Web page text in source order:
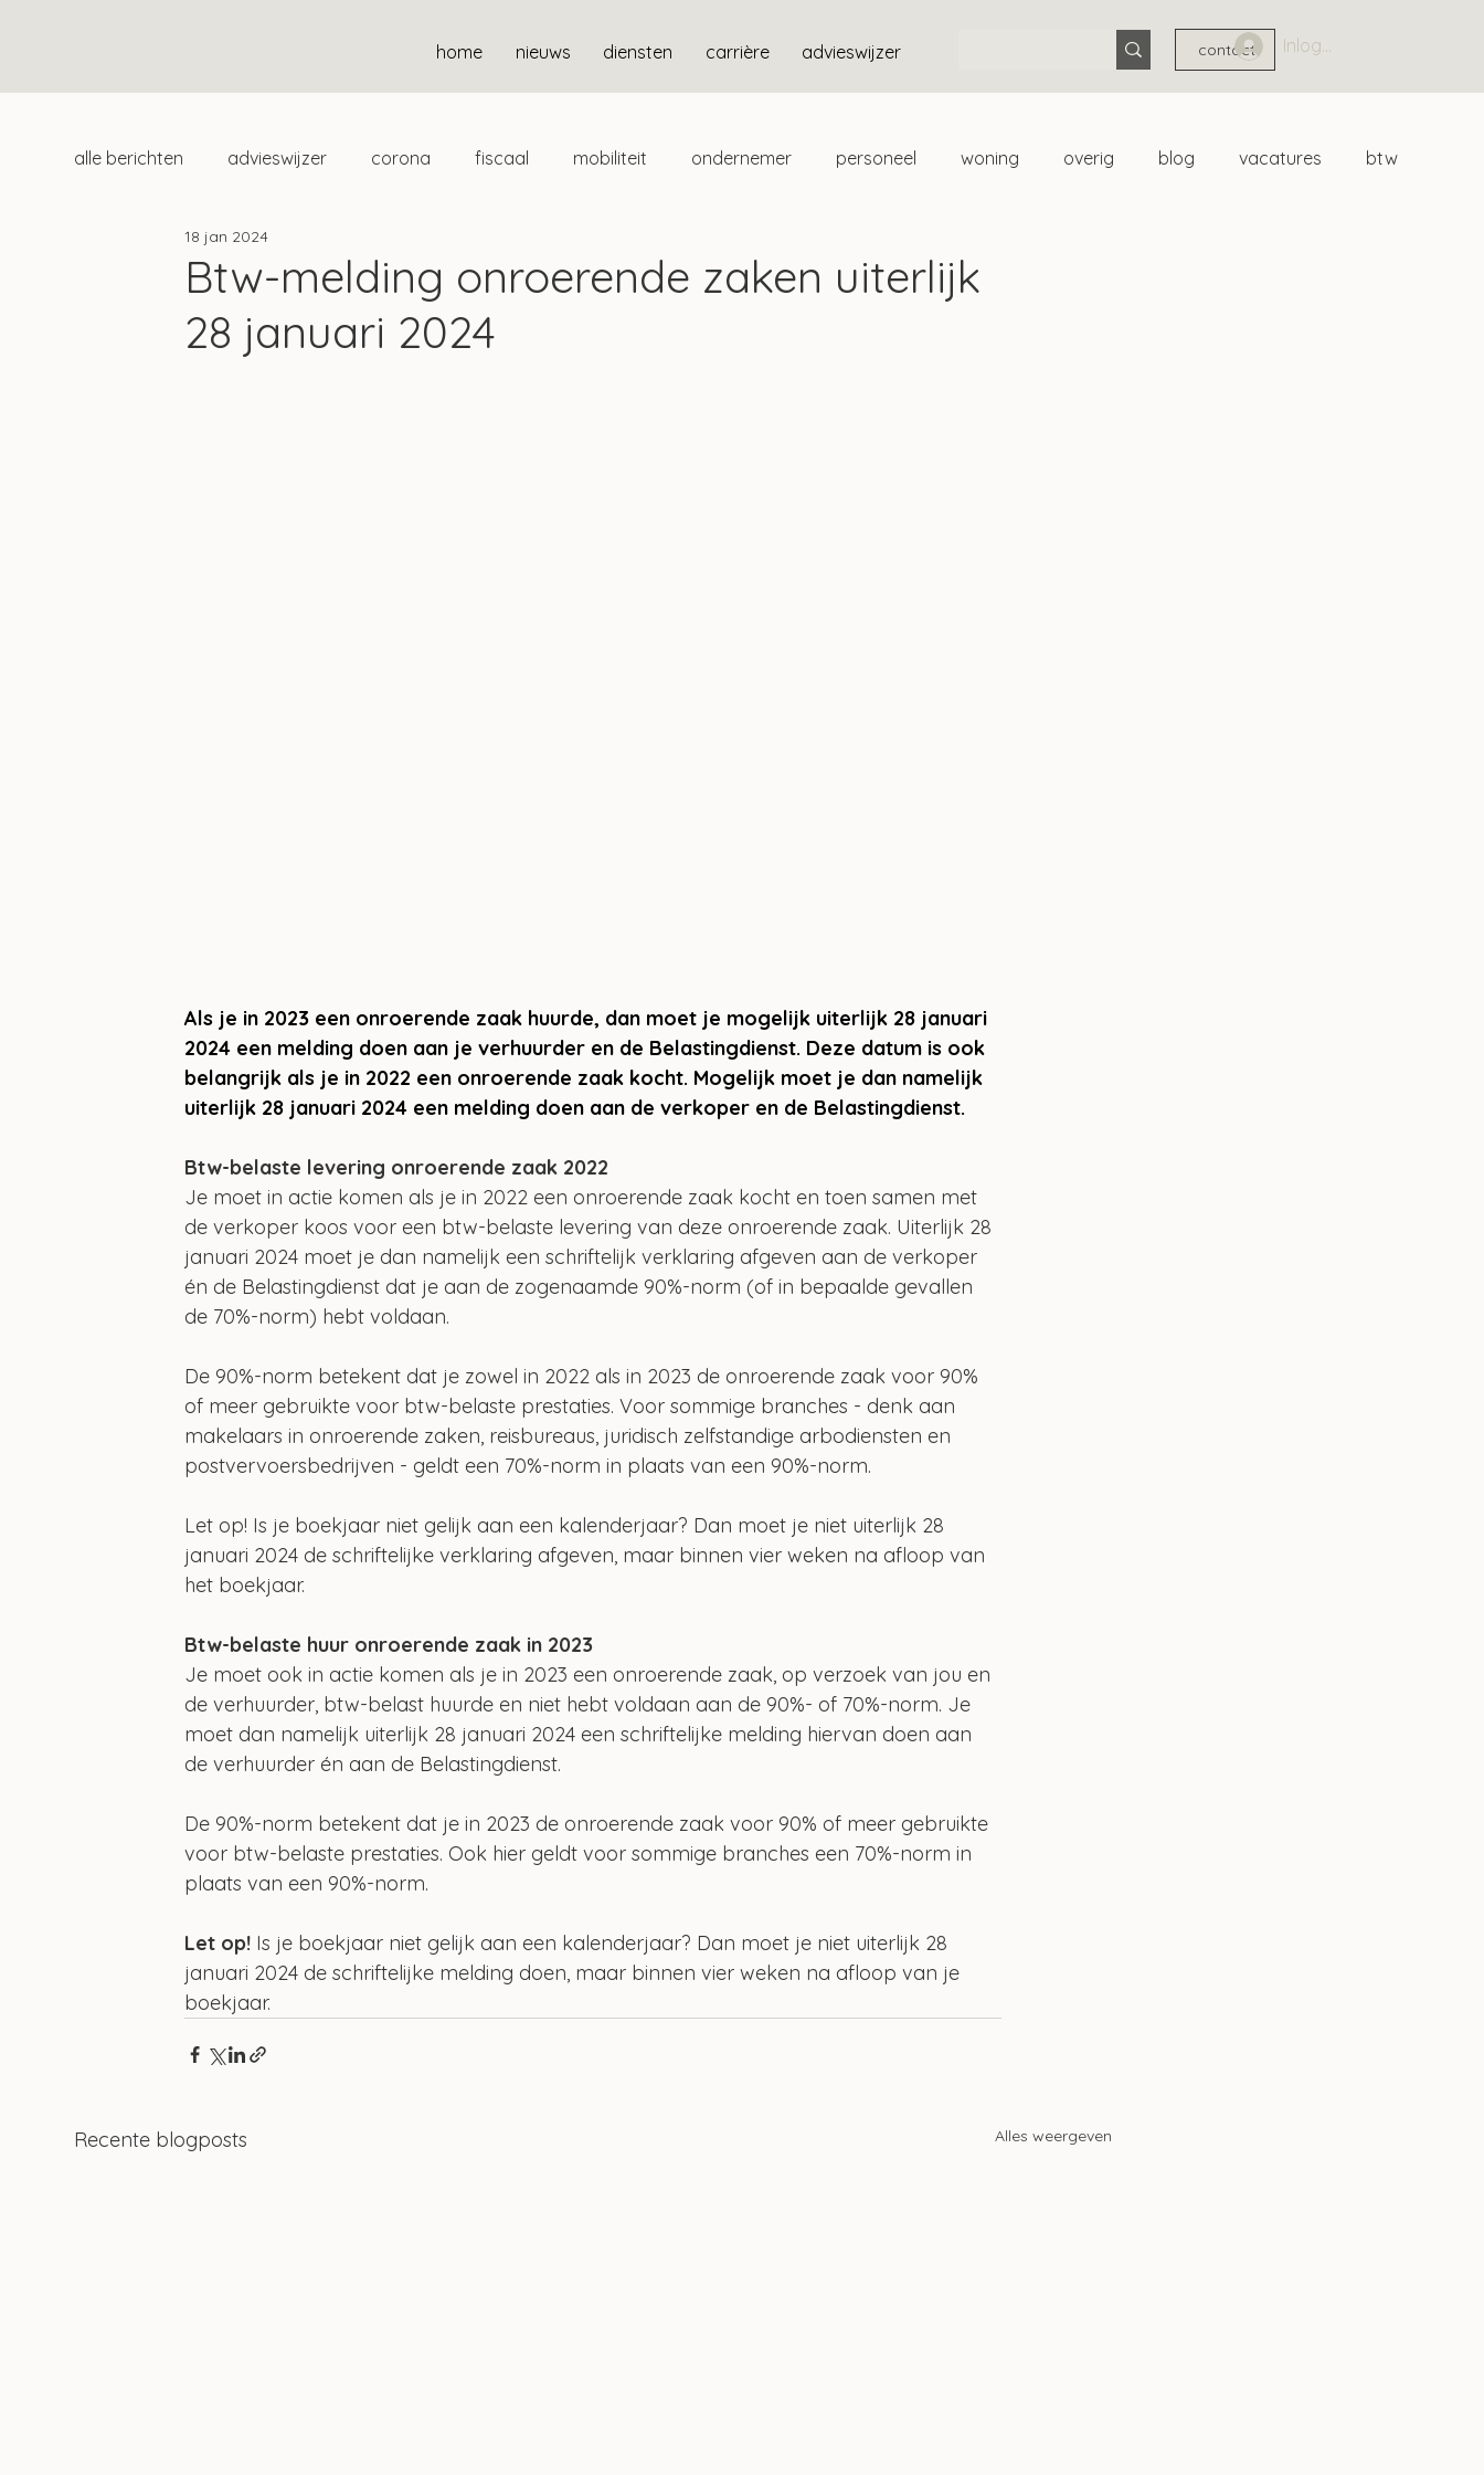
contact
home nieuws diensten carrière advieswijzer Inloggen
alle berichten advieswijzer corona fiscaal mobiliteit ondernemer personeel woning overig blog vacatures btw
duurzaam home
Btw-melding onroerende zaken uiterlijk
28 januari 2024
18 jan 2024
Als je in 2023 een onroerende zaak huurde, dan moet je mogelijk uiterlijk 28 januari
2024 een melding doen aan je verhuurder en de Belastingdienst. Deze datum is ook
belangrijk als je in 2022 een onroerende zaak kocht. Mogelijk moet je dan namelijk
uiterlijk 28 januari 2024 een melding doen aan de verkoper en de Belastingdienst.
Btw-belaste levering onroerende zaak 2022
Je moet in actie komen als je in 2022 een onroerende zaak kocht en toen samen met
de verkoper koos voor een btw-belaste levering van deze onroerende zaak. Uiterlijk 28
januari 2024 moet je dan namelijk een schriftelijk verklaring afgeven aan de verkoper
én de Belastingdienst dat je aan de zogenaamde 90%-norm (of in bepaalde gevallen
de 70%-norm) hebt voldaan.
De 90%-norm betekent dat je zowel in 2022 als in 2023 de onroerende zaak voor 90%
of meer gebruikte voor btw-belaste prestaties. Voor sommige branches - denk aan
makelaars in onroerende zaken, reisbureaus, juridisch zelfstandige arbodiensten en
postvervoersbedrijven - geldt een 70%-norm in plaats van een 90%-norm.
Let op! Is je boekjaar niet gelijk aan een kalenderjaar? Dan moet je niet uiterlijk 28
januari 2024 de schriftelijke verklaring afgeven, maar binnen vier weken na afloop van
het boekjaar.
Btw-belaste huur onroerende zaak in 2023
Je moet ook in actie komen als je in 2023 een onroerende zaak, op verzoek van jou en
de verhuurder, btw-belast huurde en niet hebt voldaan aan de 90%- of 70%-norm. Je
moet dan namelijk uiterlijk 28 januari 2024 een schriftelijke melding hiervan doen aan
de verhuurder én aan de Belastingdienst.
De 90%-norm betekent dat je in 2023 de onroerende zaak voor 90% of meer gebruikte
voor btw-belaste prestaties. Ook hier geldt voor sommige branches een 70%-norm in
plaats van een 90%-norm.
Let op! Is je boekjaar niet gelijk aan een kalenderjaar? Dan moet je niet uiterlijk 28
januari 2024 de schriftelijke melding doen, maar binnen vier weken na afloop van je
boekjaar.
Recente blogposts Alles weergeven